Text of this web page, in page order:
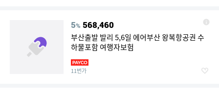
5% 568,460
부산출발 발리 5,6일 에어부산 왕복항공권 수
하물포함 여행자보험
11번가